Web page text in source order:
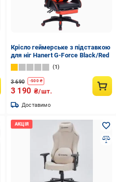
Крісло геймерське з підставкою
для ніг Hanert G-Force Black/Red
1
3 690 -500₴
3 190 ₴/шт.
Доставимо